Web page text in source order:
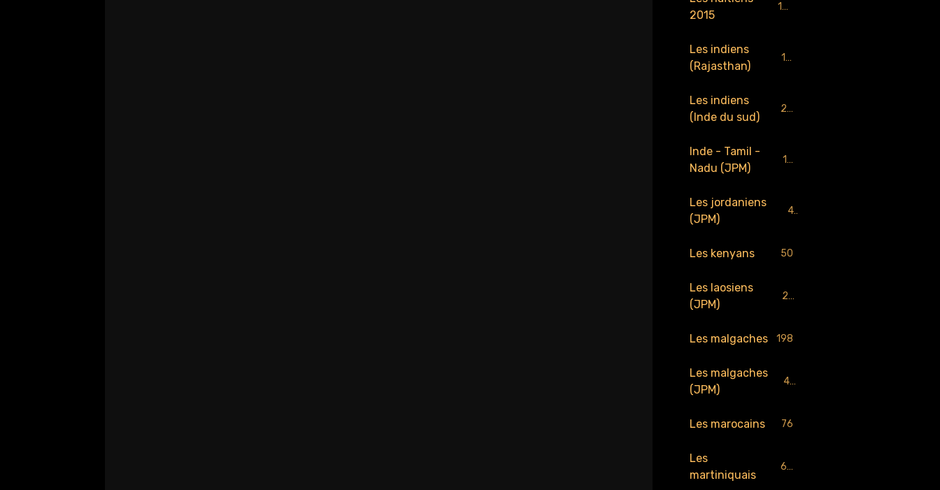
2015
159
Les indiens
(Rajasthan)
184
Les indiens
(Inde du sud)
229
Inde - Tamil -
Nadu (JPM)
137
Les jordaniens
(JPM)
4
Les kenyans 50
Les laosiens
(JPM)
25
Les malgaches 198
Les malgaches
(JPM)
43
Les marocains 76
Les
martiniquais
65